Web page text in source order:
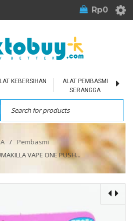
Rp0
KEBERSIHAN
ALAT PEMBASMI
SERANGGA
/
Pembasmi
VAPE ONE PUSH...